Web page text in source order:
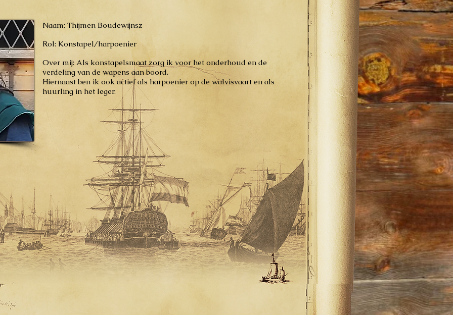
Naam: Thijmen Boudewijnsz
Rol: Konstapel/harpoenier
Over mij: Als konstapelsmaat zorg ik voor het onderhoud en de
verdeling van de wapens aan boord.
Hiernaast ben ik ook actief als harpoenier op de walvisvaart en als
huurling in het leger.